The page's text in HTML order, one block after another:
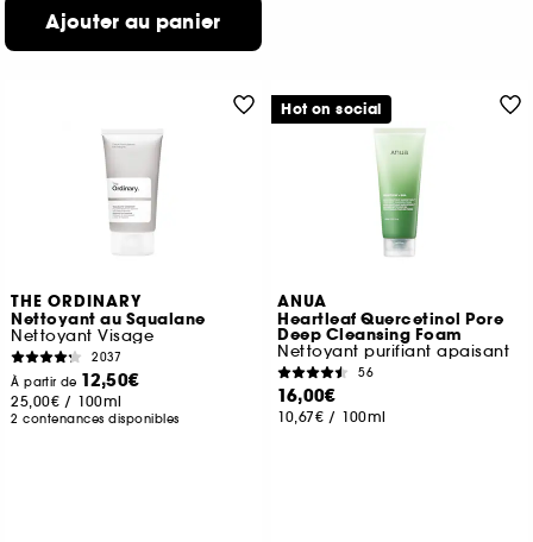
Ajouter au panier
THE ORDINARY
Nettoyant au Squalane
Nettoyant Visage
2037
À partir de 12,50€
25,00€ / 100ml
2 contenances disponibles
ANUA
Heartleaf Quercetinol Pore
Deep Cleansing Foam
Nettoyant purifiant apaisant
56
16,00€
10,67€ / 100ml
Hot on social